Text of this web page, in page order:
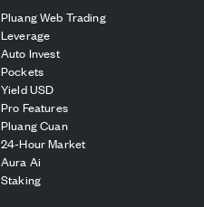
Pluang Web Trading
Leverage
Auto Invest
Pockets
Yield USD
Pro Features
Pluang Cuan
24-Hour Market
Aura Ai
Staking